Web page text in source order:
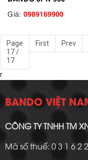
Giá: 0989169900
Page
17 /
17
First Prev
r
BANDO VIỆT
CÔNG TY TNHH TM
Mã số thuế: 0 3 1 6 2